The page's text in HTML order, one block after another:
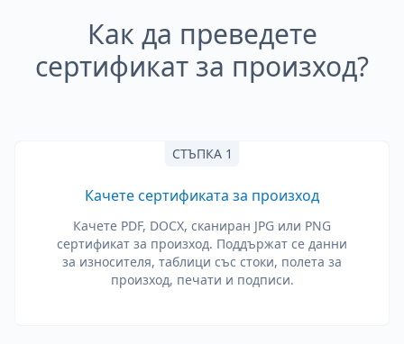
Как да преведете
сертификат за произход?
СТЪПКА 1
Качете сертификата за произход
Качете PDF, DOCX, сканиран JPG или PNG
сертификат за произход. Поддържат се данни
за износителя, таблици със стоки, полета за
произход, печати и подписи.